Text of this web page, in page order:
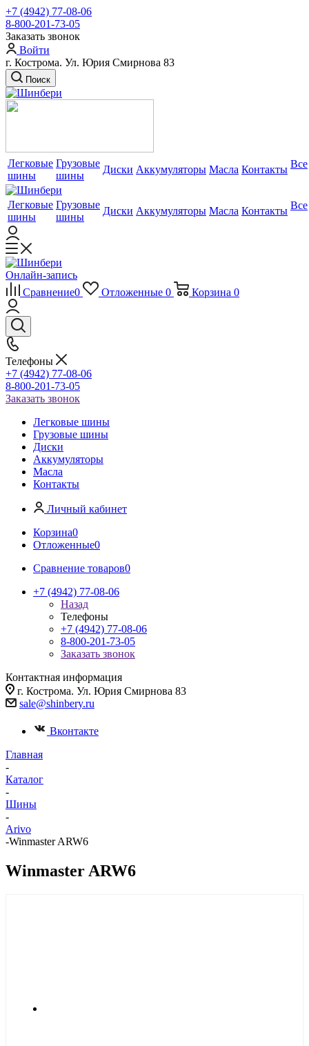
+7 (4942) 77-08-06
8-800-201-73-05
Заказать звонок
Войти
г. Кострома. Ул. Юрия Смирнова 83
Поиск
Легковые
шины
Грузовые
шины
Диски Аккумуляторы Масла Контакты Все
Легковые
шины
Грузовые
шины
Диски Аккумуляторы Масла Контакты Все
Онлайн-запись
Сравнение0 Отложенные 0 Корзина 0
Телефоны
+7 (4942) 77-08-06
8-800-201-73-05
Заказать звонок
Легковые шины
Грузовые шины
Диски
Аккумуляторы
Масла
Контакты
Личный кабинет
Корзина0
Отложенные0
Сравнение товаров0
+7 (4942) 77-08-06
Назад
Телефоны
+7 (4942) 77-08-06
8-800-201-73-05
Заказать звонок
Контактная информация
г. Кострома. Ул. Юрия Смирнова 83
sale@shinbery.ru
Вконтакте
Главная
-
Каталог
-
Шины
-
Arivo
-Winmaster ARW6
Winmaster ARW6